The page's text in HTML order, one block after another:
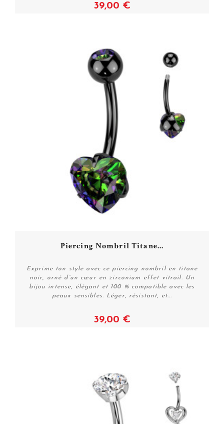
Voir
39,00 €
Voir
Piercing Nombril Titane...
Exprime ton style avec ce piercing nombril en titane
noir, orné d’un cœur en zirconium effet vitrail. Un
bijou intense, élégant et 100 % compatible avec les
peaux sensibles. Léger, résistant, et...
39,00 €